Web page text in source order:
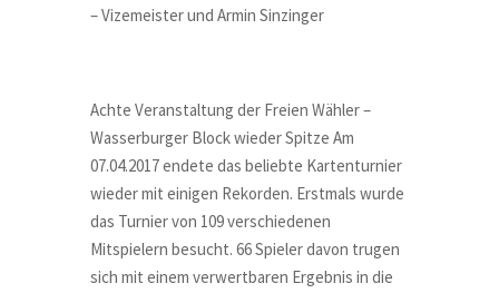
– Vizemeister und Armin Sinzinger
Achte Veranstaltung der Freien Wähler –
Wasserburger Block wieder Spitze Am
07.04.2017 endete das beliebte Kartenturnier
wieder mit einigen Rekorden. Erstmals wurde
das Turnier von 109 verschiedenen
Mitspielern besucht. 66 Spieler davon trugen
sich mit einem verwertbaren Ergebnis in die